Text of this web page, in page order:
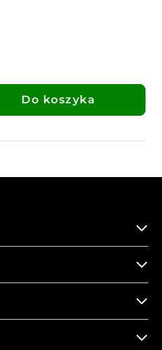
Do koszyka